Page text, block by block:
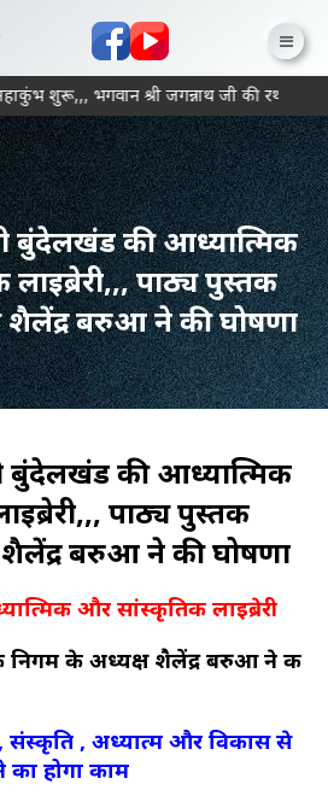
शुरू,,, भगवान श्री जगन्नाथ जी की रथयात्रा
बुंदेलखंड की आध्यात्मिक
पाठ्य पुस्तक
शैलेंद्र बरुआ ने की घोषणा
बुंदेलखंड की आध्यात्मिक
पाठ्य पुस्तक
बरुआ ने की घोषणा
और सांस्कृतिक लाइब्रेरी
निगम के अध्यक्ष शैलेंद्र बरुआ ने की
संस्कृति , अध्यात्म और विकास से
होगा काम